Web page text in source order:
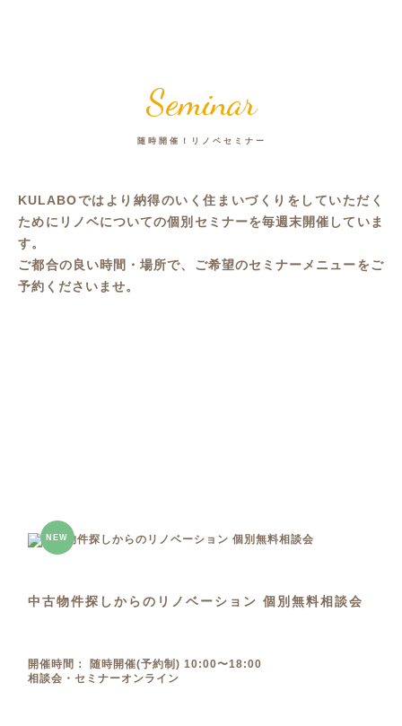
Seminar
随時開催！リノベセミナー
KULABOではより納得のいく住まいづくりをしていただく
ためにリノベについての個別セミナーを毎週末開催していま
す。
ご都合の良い時間・場所で、ご希望のセミナーメニューをご
予約くださいませ。
NEW
中古物件探しからのリノベーション 個別無料相談会
開催時間： 随時開催(予約制) 10:00〜18:00
相談会・セミナーオンライン